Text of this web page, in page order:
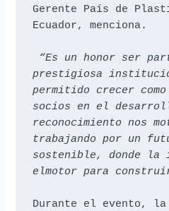
Gerente País de
Ecuador, menciona.
“Es un honor ser
prestigiosa
permitido crecer como
socios en el
reconocimiento nos
trabajando por un
sostenible, donde la
elmotor para construir
Durante el evento, la